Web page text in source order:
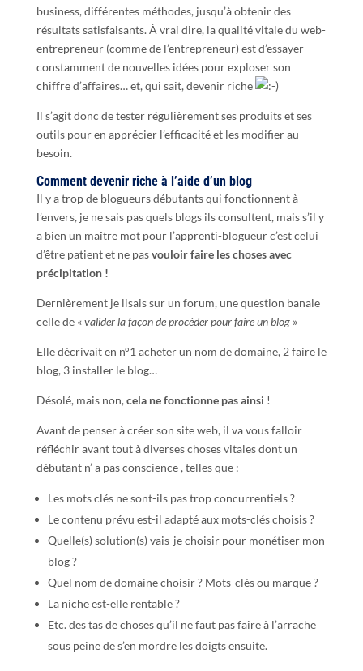
business, différentes méthodes, jusqu’à obtenir des
résultats satisfaisants. À vrai dire, la qualité vitale du web-
entrepreneur (comme de l’entrepreneur) est d’essayer
constamment de nouvelles idées pour exploser son
chiffre d’affaires… et, qui sait, devenir riche
Il s’agit donc de tester régulièrement ses produits et ses
outils pour en apprécier l’efficacité et les modifier au
besoin.
Comment devenir riche à l’aide d’un blog
Il y a trop de blogueurs débutants qui fonctionnent à
l’envers, je ne sais pas quels blogs ils consultent, mais s’il y
a bien un maître mot pour l’apprenti-blogueur c’est celui
d’être patient et ne pasvouloir faire les choses avec
précipitation !
Dernièrement je lisais sur un forum, une question banale
celle de «valider la façon de procéder pour faire un blog»
Elle décrivait en n°1 acheter un nom de domaine, 2 faire le
blog, 3 installer le blog…
Désolé, mais non,cela ne fonctionne pasainsi !
Avant de penser à créer son site web, il va vous falloir
réfléchir avant tout à diverses choses vitales dont un
débutant n’ a pas conscience , telles que :
Les mots clés ne sont-ils pas trop concurrentiels ?
Le contenu prévu est-il adapté aux mots-clés choisis ?
Quelle(s) solution(s) vais-je choisir pour monétiser mon
blog ?
Quel nom de domaine choisir ? Mots-clés ou marque ?
La niche est-elle rentable ?
Etc. des tas de choses qu’il ne faut pas faire à l’arrache
sous peine de s’en mordre les doigts ensuite.